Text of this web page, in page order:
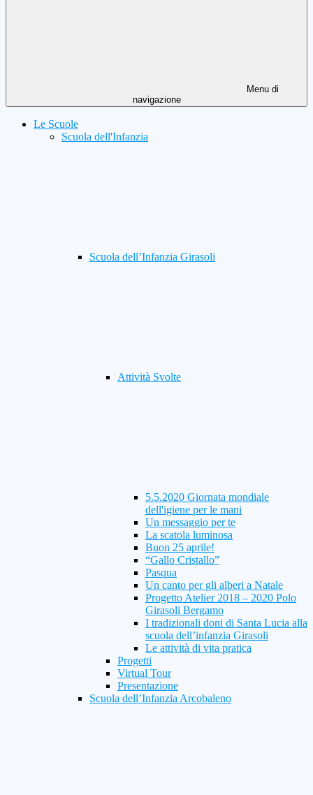
Menu di
navigazione
Le Scuole
Scuola dell'Infanzia
Scuola dell’Infanzia Girasoli
Attività Svolte
5.5.2020 Giornata mondiale
dell'igiene per le mani
Un messaggio per te
La scatola luminosa
Buon 25 aprile!
“Gallo Cristallo”
Pasqua
Un canto per gli alberi a Natale
Progetto Atelier 2018 – 2020 Polo
Girasoli Bergamo
I tradizionali doni di Santa Lucia alla
scuola dell’infanzia Girasoli
Le attività di vita pratica
Progetti
Virtual Tour
Presentazione
Scuola dell’Infanzia Arcobaleno